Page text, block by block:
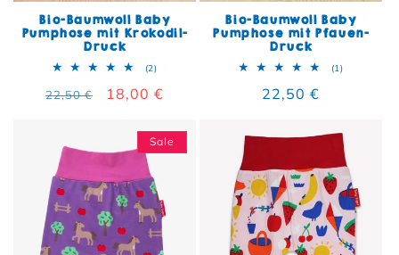
Bio-Baumwoll Baby
Pumphose mit Krokodil-
Druck
(2)2 Bewertungen insgesamt
Normaler Preis
22,50 € Verkaufspreis
18,00 €
Bio-Baumwoll Baby
Pumphose mit Pfauen-
Druck
(1)1
Normaler Preis
22,50 €
Sale